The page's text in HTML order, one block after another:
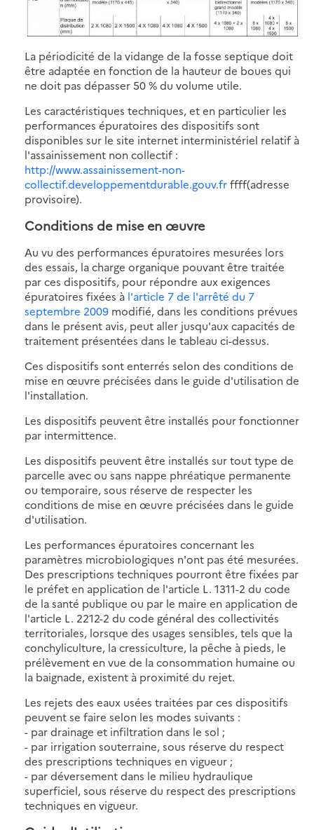
La périodicité de la vidange de la fosse septique doit
être adaptée en fonction de la hauteur de boues qui
ne doit pas dépasser 50 % du volume utile.
Les caractéristiques techniques, et en particulier les
performances épuratoires des dispositifs sont
disponibles sur le site internet interministériel relatif à
l'assainissement non collectif :
http://www.assainissement-non-
collectif.developpementdurable.gouv.frffff(adresse
provisoire).
Conditions de mise en œuvre
Au vu des performances épuratoires mesurées lors
des essais, la charge organique pouvant être traitée
par ces dispositifs, pour répondre aux exigences
épuratoires fixées à l'article 7 de l'arrêté du 7
septembre 2009 modifié, dans les conditions prévues
dans le présent avis, peut aller jusqu'aux capacités de
traitement présentées dans le tableau ci-dessus.
Ces dispositifs sont enterrés selon des conditions de
mise en œuvre précisées dans le guide d'utilisation de
l'installation.
Les dispositifs peuvent être installés pour fonctionner
par intermittence.
Les dispositifs peuvent être installés sur tout type de
parcelle avec ou sans nappe phréatique permanente
ou temporaire, sous réserve de respecter les
conditions de mise en œuvre précisées dans le guide
d'utilisation.
Les performances épuratoires concernant les
paramètres microbiologiques n'ont pas été mesurées.
Des prescriptions techniques pourront être fixées par
le préfet en application de l'article L. 1311-2 du code
de la santé publique ou par le maire en application de
l'article L. 2212-2 du code général des collectivités
territoriales, lorsque des usages sensibles, tels que la
conchyliculture, la cressiculture, la pêche à pieds, le
prélèvement en vue de la consommation humaine ou
la baignade, existent à proximité du rejet.
Les rejets des eaux usées traitées par ces dispositifs
peuvent se faire selon les modes suivants :
- par drainage et infiltration dans le sol ;
- par irrigation souterraine, sous réserve du respect
des prescriptions techniques en vigueur ;
- par déversement dans le milieu hydraulique
superficiel, sous réserve du respect des prescriptions
techniques en vigueur.